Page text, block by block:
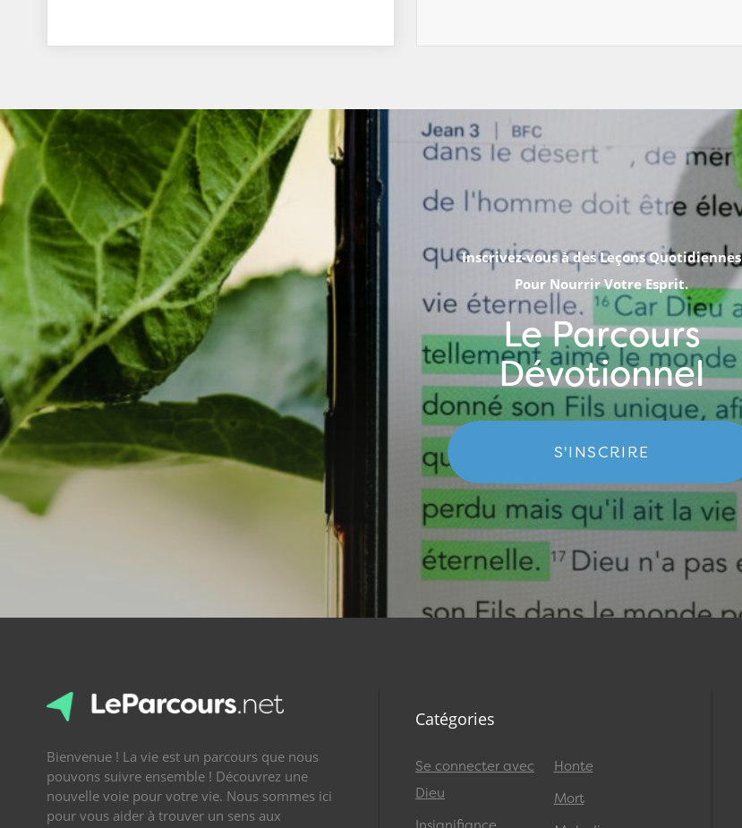
Inscrivez-vous à des Leçons Quotidiennes
Pour Nourrir Votre Esprit.
Le Parcours
Dévotionnel
S'INSCRIRE
Bienvenue ! La vie est un parcours que nous
pouvons suivre ensemble ! Découvrez une
nouvelle voie pour votre vie. Nous sommes ici
pour vous aider à trouver un sens aux
Catégories
Se connecter avec
Dieu
Honte
Mort